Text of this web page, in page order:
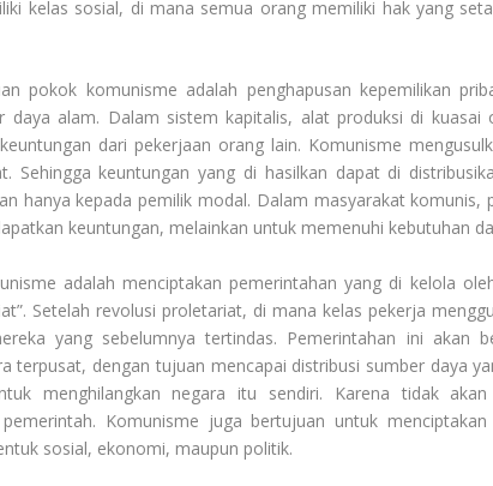
kelas sosial, di mana semua orang memiliki hak yang
pokok komunisme adalah penghapusan kepemilikan
daya alam. Dalam sistem kapitalis, alat produksi di kuasai
dari pekerjaan orang lain. Komunisme
Sehingga keuntungan yang di hasilkan dapat di
hanya kepada pemilik modal. Dalam masyarakat komunis,
keuntungan, melainkan untuk memenuhi kebutuhan
adalah menciptakan pemerintahan yang di kelola
Setelah revolusi proletariat, di mana kelas pekerja
yang sebelumnya tertindas. Pemerintahan ini akan
terpusat, dengan tujuan mencapai distribusi sumber daya
menghilangkan negara itu sendiri. Karena tidak
Komunisme juga bertujuan untuk
sosial, ekonomi, maupun politik.